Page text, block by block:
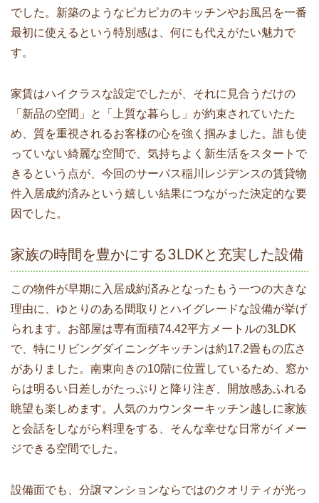
でした。新築のようなピカピカのキッチンやお風呂を一番
最初に使えるという特別感は、何にも代えがたい魅力で
す。
家賃はハイクラスな設定でしたが、それに見合うだけの
「新品の空間」と「上質な暮らし」が約束されていたた
め、質を重視されるお客様の心を強く掴みました。誰も使
っていない綺麗な空間で、気持ちよく新生活をスタートで
きるという点が、今回のサーパス稲川レジデンスの賃貸物
件入居成約済みという嬉しい結果につながった決定的な要
因でした。
家族の時間を豊かにする3LDKと充実した設備
この物件が早期に入居成約済みとなったもう一つの大きな
理由に、ゆとりのある間取りとハイグレードな設備が挙げ
られます。お部屋は専有面積74.42平方メートルの3LDK
で、特にリビングダイニングキッチンは約17.2畳もの広さ
がありました。南東向きの10階に位置しているため、窓か
らは明るい日差しがたっぷりと降り注ぎ、開放感あふれる
眺望も楽しめます。人気のカウンターキッチン越しに家族
と会話をしながら料理をする、そんな幸せな日常がイメー
ジできる空間でした。
設備面でも、分譲マンションならではのクオリティが光っ